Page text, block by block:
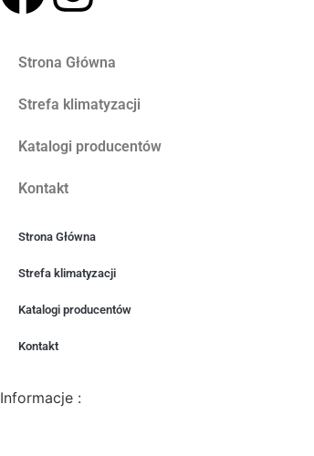
Strona Główna
Strefa klimatyzacji
Katalogi producentów
Kontakt
Strona Główna
Strefa klimatyzacji
Katalogi producentów
Kontakt
Informacje :